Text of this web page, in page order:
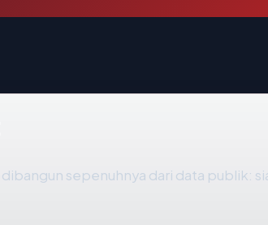
dibangun sepenuhnya dari data publik: